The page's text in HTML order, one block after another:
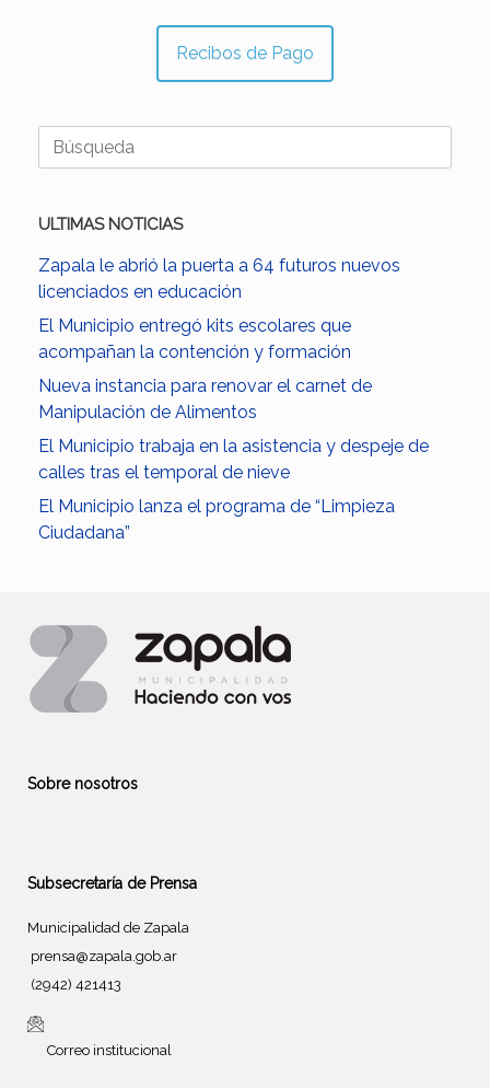
Recibos de Pago
Buscar:
ULTIMAS NOTICIAS
Zapala le abrió la puerta a 64 futuros nuevos
licenciados en educación
El Municipio entregó kits escolares que
acompañan la contención y formación
Nueva instancia para renovar el carnet de
Manipulación de Alimentos
El Municipio trabaja en la asistencia y despeje de
calles tras el temporal de nieve
El Municipio lanza el programa de “Limpieza
Ciudadana”
Sobre nosotros
Subsecretaría de Prensa
Municipalidad de Zapala
prensa@zapala.gob.ar
(2942) 421413
Correo institucional